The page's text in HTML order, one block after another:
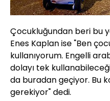
Çocukluğundan beri bu
Enes Kaplan ise "Ben
kullanıyorum. Engelli
dolayı tek
da buradan geçiyor. Bu
gerekiyor" dedi.